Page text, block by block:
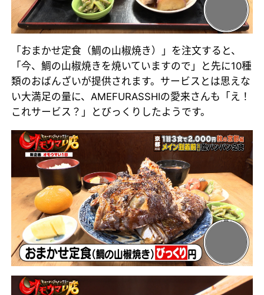
「おまかせ定食（鯛の山椒焼き）」を注文すると、
「今、鯛の山椒焼きを焼いていますので」と先に10種
類のおばんざいが提供されます。サービスとは思えな
い大満足の量に、AMEFURASSHIの愛来さんも「え！
これサービス？」とびっくりしたようです。